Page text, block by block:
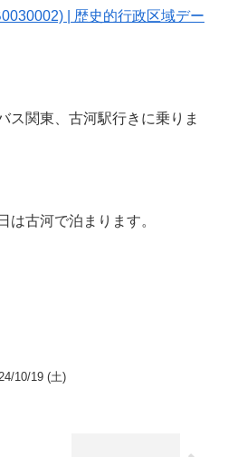
| 歴史的行政区域デー
ス関東、古河駅行きに乗りま
は古河で泊まります。
10/19 (土)